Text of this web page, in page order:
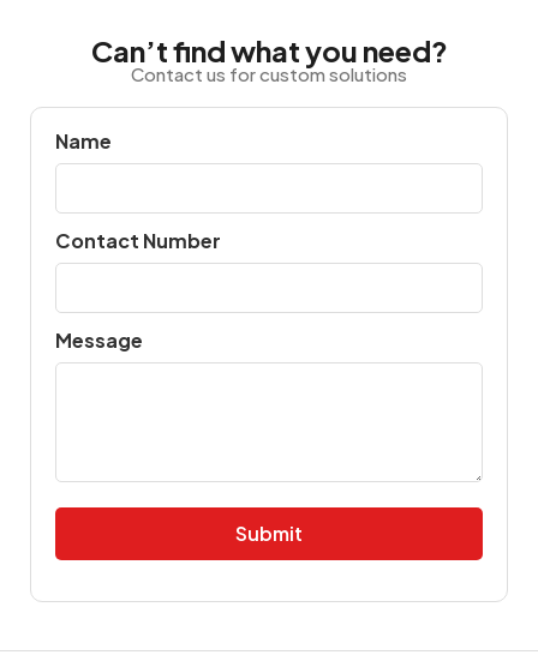
Can’t find what you need?
Contact us for custom solutions
Name
Contact Number
Message